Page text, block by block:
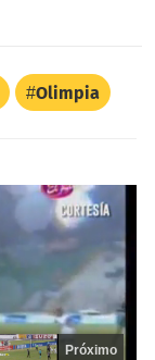
Olimpia
Próximo